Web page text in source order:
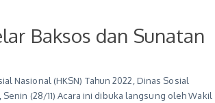
Baksos dan Sunatan
Nasional (HKSN) Tahun 2022, Dinas Sosial
(28/11) Acara ini dibuka langsung oleh Wakil